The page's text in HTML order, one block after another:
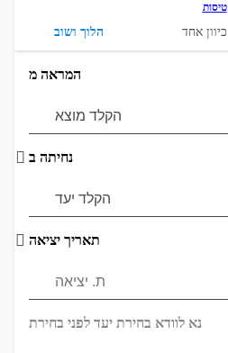
טיסות
הלוך ושוב כיוון אחד
המראה מ
נחיתה ב
תאריך יציאה
נא לוודא בחירת יעד לפני בחירת